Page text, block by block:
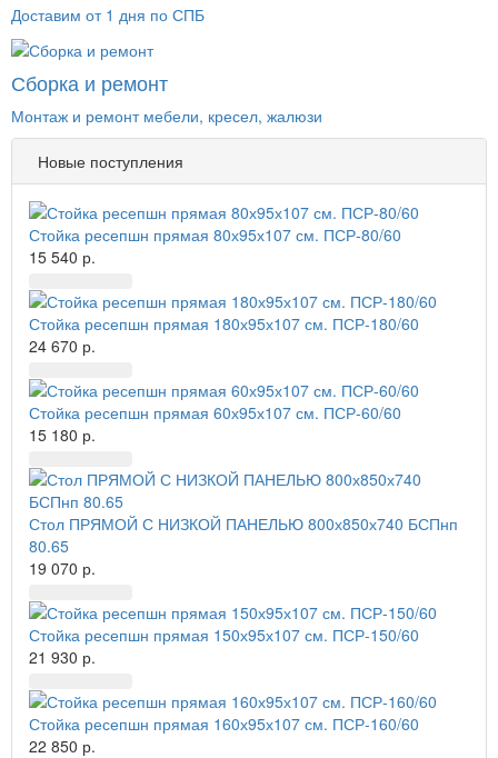
Доставим от 1 дня по СПБ
Сборка и ремонт
Монтаж и ремонт мебели, кресел, жалюзи
Новые поступления
Стойка ресепшн прямая 80х95х107 см. ПСР-80/60
15 540 р.
Стойка ресепшн прямая 180х95х107 см. ПСР-180/60
24 670 р.
Стойка ресепшн прямая 60х95х107 см. ПСР-60/60
15 180 р.
Стол ПРЯМОЙ С НИЗКОЙ ПАНЕЛЬЮ 800х850х740 БСПнп
80.65
19 070 р.
Стойка ресепшн прямая 150х95х107 см. ПСР-150/60
21 930 р.
Стойка ресепшн прямая 160х95х107 см. ПСР-160/60
22 850 р.